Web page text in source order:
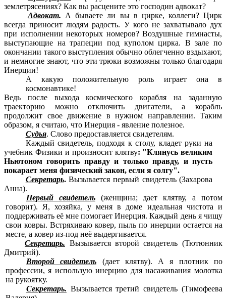
землетрясениях? Как вы расцените это господин адвокат?
Адвокат. А бываете ли вы в цирке, коллеги? Цирк
всегда приносит людям радость. У кого не захватывало дух
при исполнении некоторых номеров? Воздушные гимнасты,
выступающие на трапеции под куполом цирка. В зале по
окончании такого выступления обычно облегченно вздыхают,
и немногие знают, что этитрюки возможны только благодаря
Инерции!
А какую положительную роль играет она в
космонавтике!
Ведь после выхода космического корабля на заданную
траекторию
можно отключить двигатели, а корабль
продолжит свое движение в нужном направлении. Таким
образом, я считаю, что Инерция - явление полезное.
Судья. Слово предоставляется свидетелям.
Каждый свидетель, подходя к столу, кладет руки на
учебник Физики и произносит клятву: "Клянусь великим
Ньютоном говорить правду и только правду, и пусть
покарает меня физический закон, если я солгу".
Секретарь.Вызывается первый свидетель (Захарова
Анна).
Первый свидетель(женщина; дает клятву, а потом
говорит). Я, хозяйка, у меня в доме идеальная чистота и
поддерживать её мне помогает Инерция. Каждый день я чищу
свои ковры. Встряхиваю ковер, пыль по инерции остается на
месте, а ковер из-под неё выдергивается.
Секретарь. Вызывается второй свидетель (Тютюнник
Дмитрий).
Второй свидетель
(дает клятву). А я плотник по
профессии, я использую инерцию для насаживания молотка
на рукоятку.
Секретарь. Вызывается третий свидетель (Тимофеева